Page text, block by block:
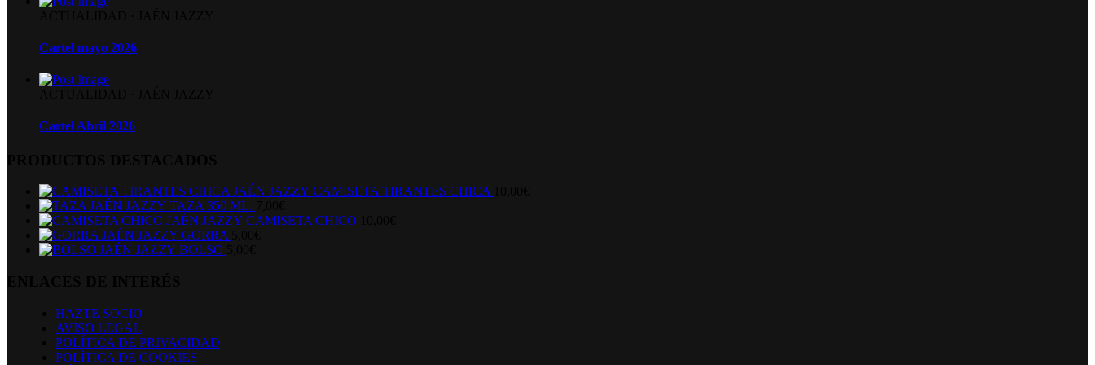
Cartel mayo 2026
Cartel Abril 2026
CAMISETA TIRANTES CHICA
TAZA 350 ML.
CAMISETA CHICO
GORRA
BOLSO
HAZTE SOCIO
AVISO LEGAL
POLÍTICA DE PRIVACIDAD
POLÍTICA DE COOKIES